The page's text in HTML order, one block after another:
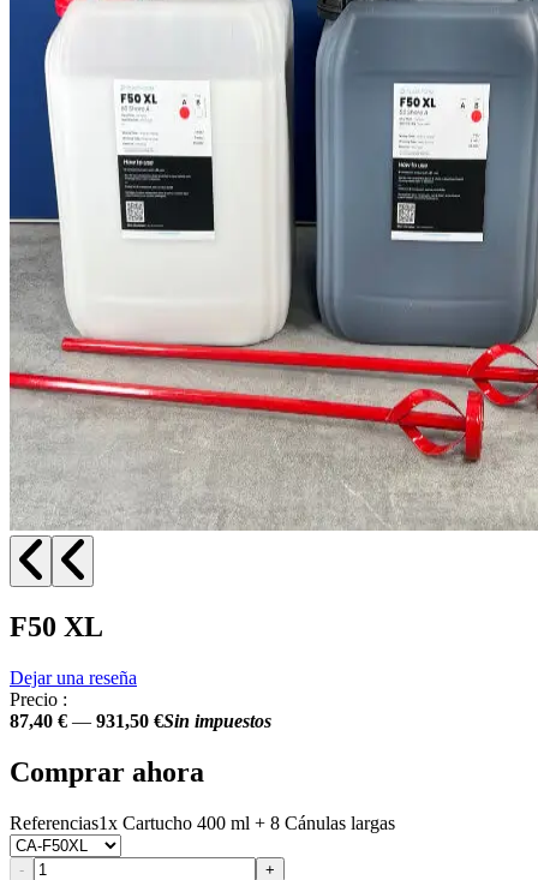
F50 XL
Dejar una reseña
Precio :
87,40 € — 931,50 €Sin impuestos
Comprar ahora
Referencias1x Cartucho 400 ml + 8 Cánulas largas
- +